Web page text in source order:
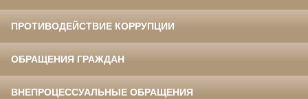
ПРОТИВОДЕЙСТВИЕ КОРРУПЦИИ
ОБРАЩЕНИЯ ГРАЖДАН
ВНЕПРОЦЕССУАЛЬНЫЕ ОБРАЩЕНИЯ